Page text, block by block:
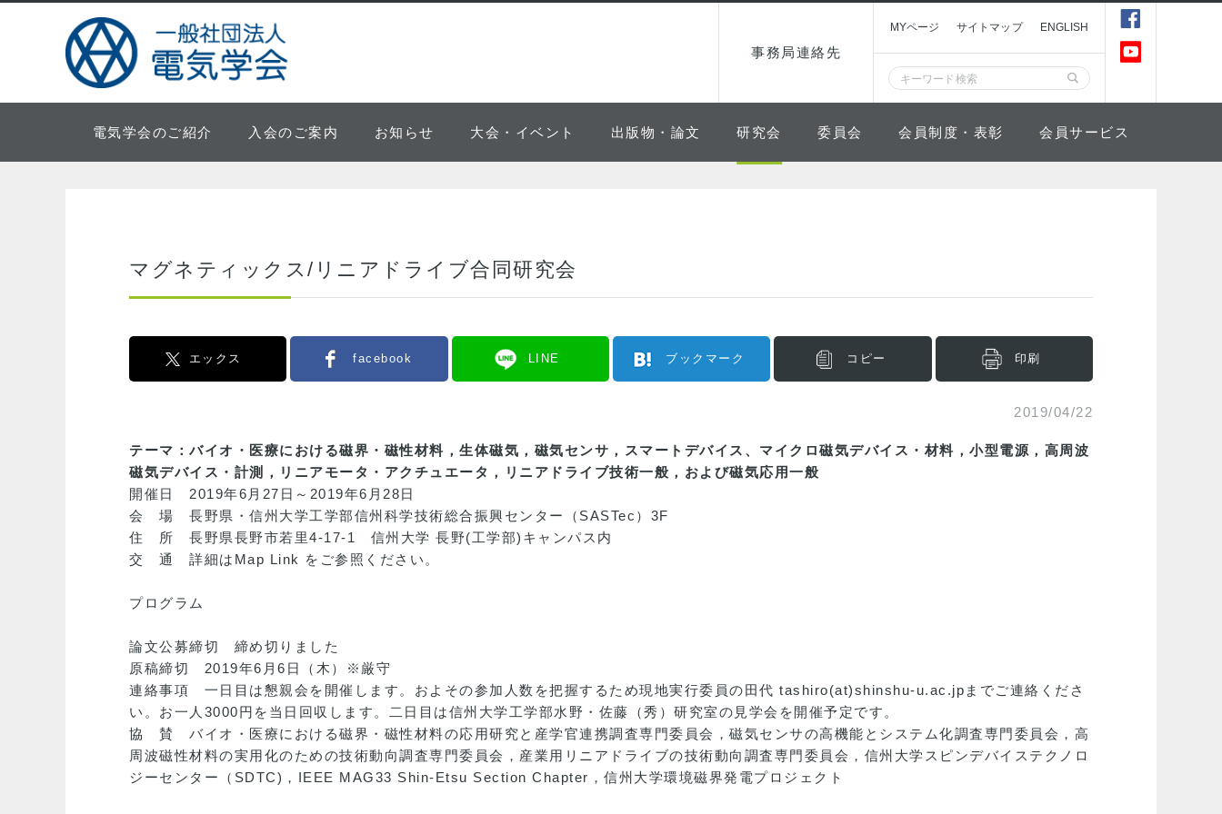
事務局連絡先
MYページ サイトマップ ENGLISH
電気学会のご紹介 入会のご案内 お知らせ 大会・イベント 出版物・論文 研究会 委員会 会員制度・表彰 会員サービス
マグネティックス/リニアドライブ合同研究会
エックス facebook LINE ブックマーク コピー 印刷
2019/04/22
テーマ：バイオ・医療における磁界・磁性材料，生体磁気，磁気センサ，スマートデバイス、マイクロ磁気デバイス・材料，小型電源，高周波
磁気デバイス・計測，リニアモータ・アクチュエータ，リニアドライブ技術一般，および磁気応用一般
開催日 2019年6月27日～2019年6月28日
会 場 長野県・信州大学工学部信州科学技術総合振興センター（SASTec）3F
住 所 長野県長野市若里4-17-1 信州大学 長野(工学部)キャンパス内
交 通 詳細は Map Link をご参照ください。
プログラム
論文公募締切 締め切りました
原稿締切 2019年6月6日（木）※厳守
連絡事項 一日目は懇親会を開催します。およその参加人数を把握するため現地実行委員の田代 tashiro(at)shinshu-u.ac.jpまでご連絡くださ
い。お一人3000円を当日回収します。二日目は信州大学工学部水野・佐藤（秀）研究室の見学会を開催予定です。
協 賛 バイオ・医療における磁界・磁性材料の応用研究と産学官連携調査専門委員会，磁気センサの高機能とシステム化調査専門委員会，高
周波磁性材料の実用化のための技術動向調査専門委員会，産業用リニアドライブの技術動向調査専門委員会，信州大学スピンデバイステクノロ
ジーセンター（SDTC)，IEEE MAG33 Shin-Etsu Section Chapter，信州大学環境磁界発電プロジェクト